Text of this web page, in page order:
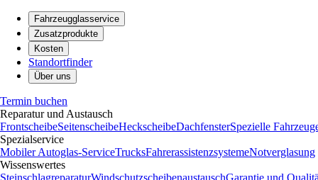
Fahrzeugglasservice
Zusatzprodukte
Kosten
Standortfinder
Über uns
Termin buchen
Reparatur und Austausch
FrontscheibeSeitenscheibeHeckscheibeDachfensterSpezielle
Spezialservice
Mobiler Autoglas-ServiceTrucksFahrerassistenzsystemeNotverglasung
Wissenswertes
SteinschlagreparaturWindschutzscheibenaustauschGarantie und